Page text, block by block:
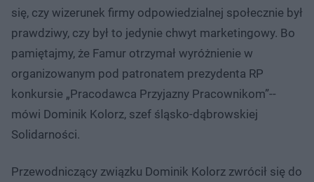
się, czy wizerunek firmy odpowiedzialnej społecznie był
prawdziwy, czy był to jedynie chwyt marketingowy. Bo
pamiętajmy, że Famur otrzymał wyróżnienie w
organizowanym pod patronatem prezydenta RP
konkursie „Pracodawca Przyjazny Pracownikom”--
mówi Dominik Kolorz, szef śląsko-dąbrowskiej
Solidarności.
Przewodniczący związku Dominik Kolorz zwrócił się do